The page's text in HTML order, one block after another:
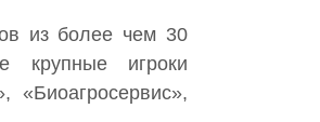
из более чем 30
крупные игроки
«Биоагросервис»,